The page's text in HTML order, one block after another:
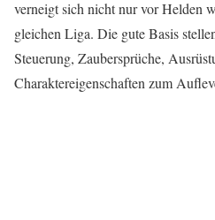
verneigt sich nicht nur vor Helden
gleichen Liga. Die gute Basis
Steuerung, Zaubersprüche,
Charaktereigenschaften zum